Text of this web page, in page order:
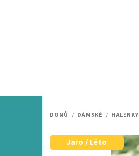
DOMŮ / DÁMSKÉ / HALENKY
Jaro / Léto